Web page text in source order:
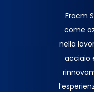
Fracm
come
nella
acciaio